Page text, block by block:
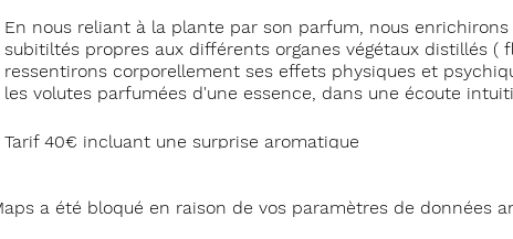
En nous reliant à la plante par son parfum, nous
subitiltés propres aux différents organes végétaux distillés (
ressentirons corporellement ses effets physiques et
les volutes parfumées d'une essence, dans une écoute
Tarif 40€ incluant une surprise aromatique
a été bloqué en raison de vos paramètres de données